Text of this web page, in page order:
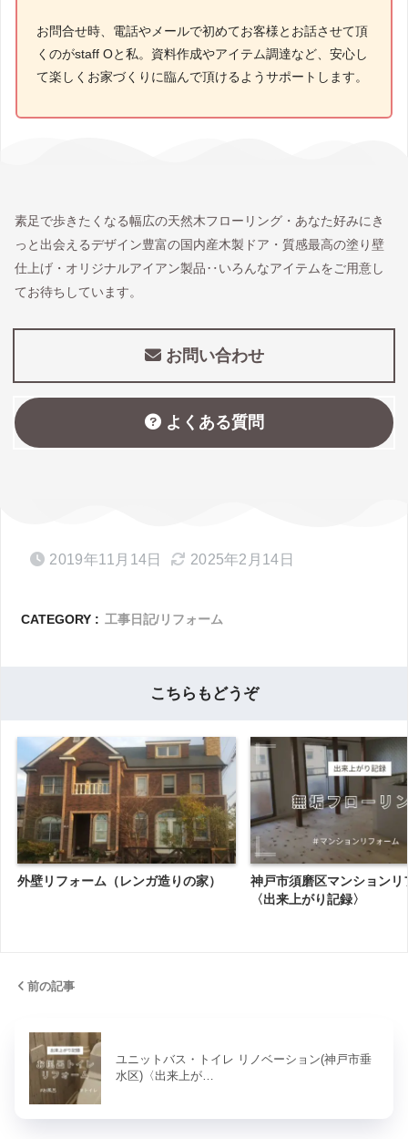
お問合せ時、電話やメールで初めてお客様とお話させて頂
くのがstaff Oと私。資料作成やアイテム調達など、安心し
て楽しくお家づくりに臨んで頂けるようサポートします。
素足で歩きたくなる幅広の天然木フローリング・あなた好みにき
っと出会えるデザイン豊富の国内産木製ドア・質感最高の塗り壁
仕上げ・オリジナルアイアン製品‥いろんなアイテムをご用意し
てお待ちしています。
お問い合わせ
よくある質問
2019年11月14日 2025年2月14日
CATEGORY : 工事日記/リフォーム
こちらもどうぞ
外壁リフォーム（レンガ造りの家）
神戸市須磨区マンションリ
〈出来上がり記録〉
前の記事
ユニットバス・トイレ リノベーション(神戸市垂
水区)〈出来上が…